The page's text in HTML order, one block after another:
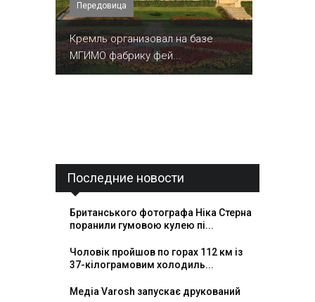
Передовица
Кремль организовал на базе
МГИМО фабрику фей...
Последние новости
Британського фотографа Ніка Стерна
поранили гумовою кулею пі...
Чоловік пройшов по горах 112 км із
37-кілограмовим холодиль...
Медіа Varosh запускає друкований